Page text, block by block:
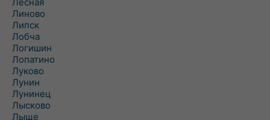
Линово
Липск
Лобча
Логишин
Лопатино
Луково
Лунин
Лунинец
Лысково
Лыще